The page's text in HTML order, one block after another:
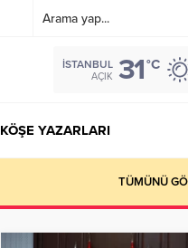
İSTANBUL
AÇIK 31°C
KÖŞE YAZARLARI
TÜMÜNÜ